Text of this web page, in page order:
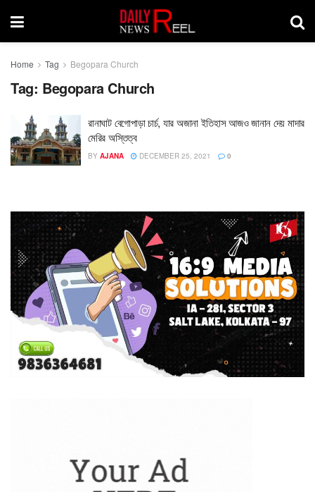
Home Tag Begopara Church
Tag: Begopara Church
রানাঘাট বেগোপাড়া চার্চ, যার অজানা ইতিহাস আজও জানান দেয় মাদার
মেরির অস্তিত্ব
BY AJANA DECEMBER 25, 2021 0